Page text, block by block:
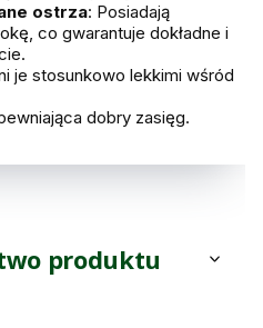
ostrza: Posiadają
co gwarantuje dokładne i
je stosunkowo lekkimi wśród
dobry zasięg.
produktu